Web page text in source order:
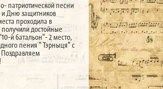
патриотической песни
и Дню защитников
проходила в
достойные
й батальон"- 2 место,
пения " Тэрныця" с